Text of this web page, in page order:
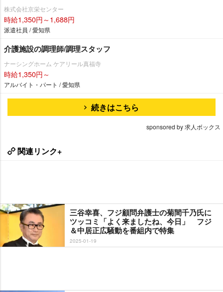
株式会社京栄センター
時給1,350円～1,688円
派遣社員 / 愛知県
介護施設の調理師/調理スタッフ
ナーシングホーム ケアリール真福寺
時給1,350円～
アルバイト・パート / 愛知県
続きはこちら
sponsored by 求人ボックス
関連リンク+
三谷幸喜、フジ顧問弁護士の菊間千乃氏に
ツッコミ「よく来ましたね、今日」 フジ
＆中居正広騒動を番組内で特集
2025-01-19